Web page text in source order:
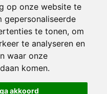
op onze website te
gepersonaliseerde
te tonen, om
te analyseren en
waar onze
komen.
akkoord